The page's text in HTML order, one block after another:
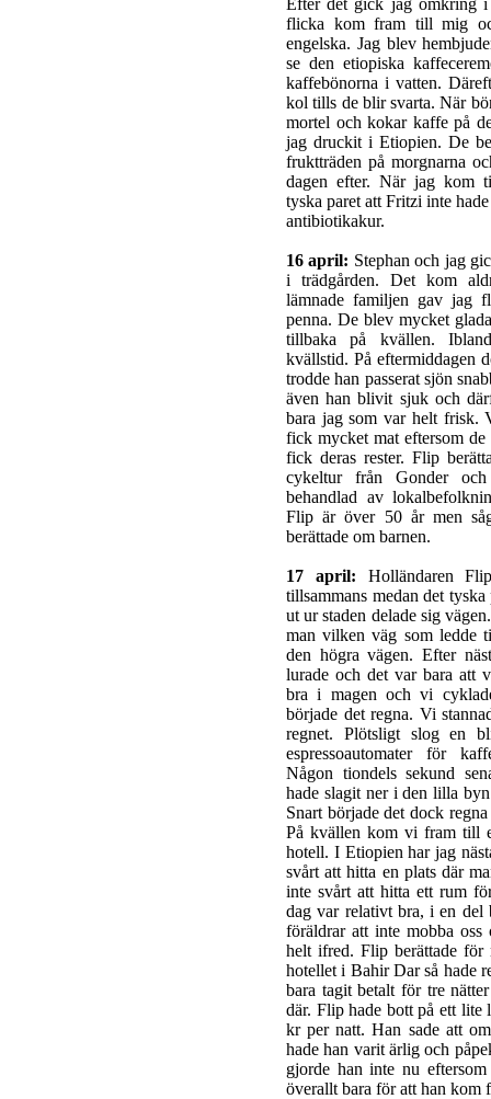
Efter det gick jag omkring
flicka kom fram till mig
engelska. Jag blev
se den etiopiska
kaffebönorna i vatten.
kol tills de blir svarta. När
mortel och kokar kaffe på
jag druckit i Etiopien. De
fruktträden på morgnarna
dagen efter. När jag kom
tyska paret att Fritzi inte
antibiotikakur.
16 april: Stephan och jag
i trädgården. Det kom
lämnade familjen gav jag
penna. De blev mycket
tillbaka på kvällen.
kvällstid. På eftermiddagen
trodde han passerat sjön
även han blivit sjuk och
bara jag som var helt frisk.
fick mycket mat eftersom
fick deras rester. Flip
cykeltur från Gonder
behandlad av
Flip är över 50 år men
berättade om barnen.
17 april: Holländaren
tillsammans medan det
ut ur staden delade sig
man vilken väg som ledde
den högra vägen. Efter
lurade och det var bara att
bra i magen och vi
började det regna. Vi
regnet. Plötsligt slog en
espressoautomater för
Någon tiondels sekund
hade slagit ner i den lilla
Snart började det dock
På kvällen kom vi fram till
hotell. I Etiopien har jag
svårt att hitta en plats där
inte svårt att hitta ett rum
dag var relativt bra, i en del
föräldrar att inte mobba
helt ifred. Flip berättade
hotellet i Bahir Dar så hade
bara tagit betalt för tre
där. Flip hade bott på ett lite
kr per natt. Han sade att
hade han varit ärlig och
gjorde han inte nu
överallt bara för att han kom